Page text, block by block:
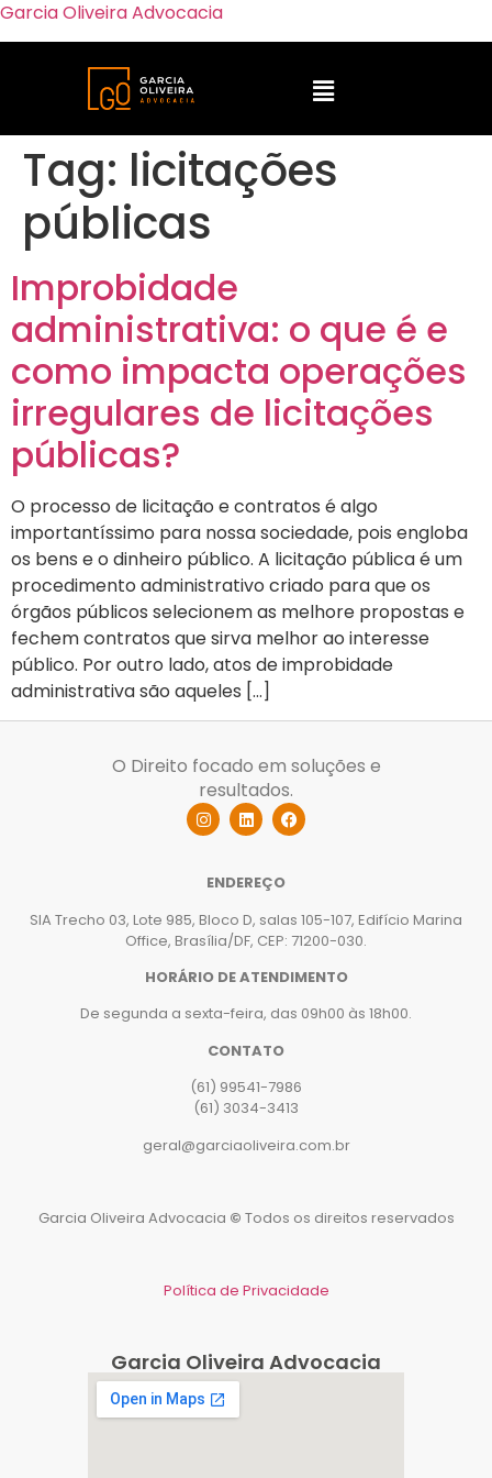
Garcia Oliveira Advocacia
Tag: licitações
públicas
Improbidade
administrativa: o que é e
como impacta operações
irregulares de licitações
públicas?
O processo de licitação e contratos é algo
importantíssimo para nossa sociedade, pois engloba
os bens e o dinheiro público. A licitação pública é um
procedimento administrativo criado para que os
órgãos públicos selecionem as melhore propostas e
fechem contratos que sirva melhor ao interesse
público. Por outro lado, atos de improbidade
administrativa são aqueles […]
O Direito focado em soluções e
resultados.
ENDEREÇO
SIA Trecho 03, Lote 985, Bloco D, salas 105-107, Edifício Marina
Office, Brasília/DF, CEP: 71200-030.
HORÁRIO DE ATENDIMENTO
De segunda a sexta-feira, das 09h00 às 18h00.
CONTATO
(61) 99541-7986
(61) 3034-3413
geral@garciaoliveira.com.br
Garcia Oliveira Advocacia © Todos os direitos reservados
Política de Privacidade
Garcia Oliveira Advocacia